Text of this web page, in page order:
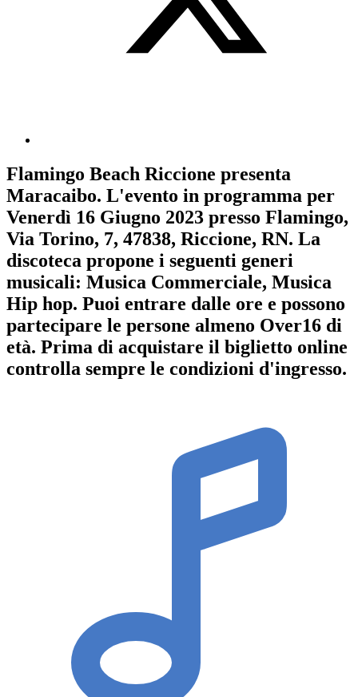
Flamingo Beach Riccione presenta
Maracaibo. L'evento in programma per
Venerdì 16 Giugno 2023 presso Flamingo,
Via Torino, 7, 47838, Riccione, RN. La
discoteca propone i seguenti generi
musicali: Musica Commerciale, Musica
Hip hop. Puoi entrare dalle ore e possono
partecipare le persone almeno Over16 di
età. Prima di acquistare il biglietto online
controlla sempre le condizioni d'ingresso.